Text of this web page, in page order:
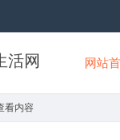
活网 网站
看内容